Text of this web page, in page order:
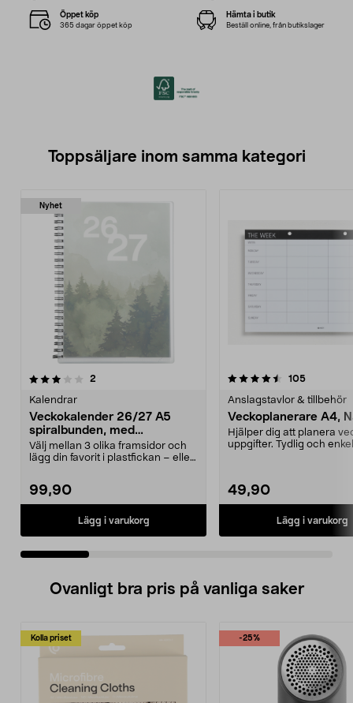
Öppet köp
365 dagar öppet köp
Hämta i butik
Beställ online, från butikslager
Toppsäljare inom samma kategori
Nyhet
2
Kalendrar
Veckokalender 26/27 A5
spiralbunden, med
högtidsdagar
Välj mellan 3 olika framsidor och
lägg din favorit i plastfickan – eller
99,90
Lägg i varukorg
4.5 av 5 stjärnor 105
Anslagstavlor & tillbehör
Veckoplanerare A4,
Hjälper dig att planera
uppgifter. Tydlig och
49,90
Lägg i varukorg
4.5 av 5 stjärnor
Ovanligt bra pris på vanliga saker
Kolla priset -25%